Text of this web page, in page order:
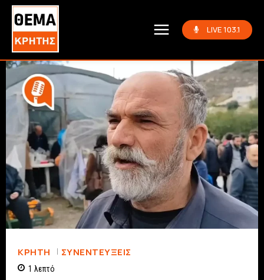
LIVE 103.1
ΚΡΗΤΗ ΣΥΝΕΝΤΕΎΞΕΙΣ
1 λεπτό